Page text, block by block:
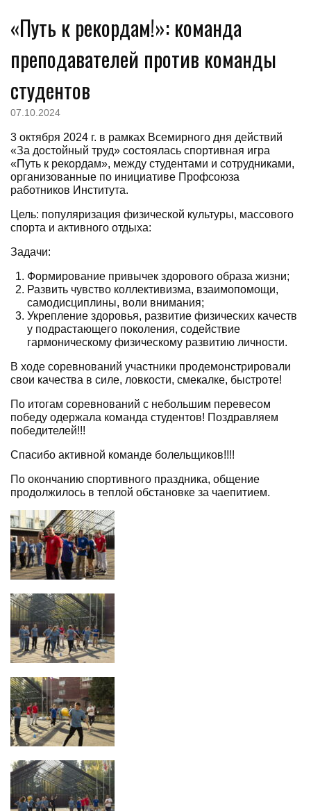
«Путь к рекордам!»: команда
преподавателей против команды
студентов
07.10.2024
3 октября 2024 г. в рамках Всемирного дня действий
«За достойный труд» состоялась спортивная игра
«Путь к рекордам», между студентами и сотрудниками,
организованные по инициативе Профсоюза
работников Института.
Цель: популяризация физической культуры, массового
спорта и активного отдыха:
Задачи:
Формирование привычек здорового образа жизни;
Развить чувство коллективизма, взаимопомощи,
самодисциплины, воли внимания;
Укрепление здоровья, развитие физических качеств
у подрастающего поколения, содействие
гармоническому физическому развитию личности.
В ходе соревнований участники продемонстрировали
свои качества в силе, ловкости, смекалке, быстроте!
По итогам соревнований с небольшим перевесом
победу одержала команда студентов! Поздравляем
победителей!!!
Спасибо активной команде болельщиков!!!!
По окончанию спортивного праздника, общение
продолжилось в теплой обстановке за чаепитием.